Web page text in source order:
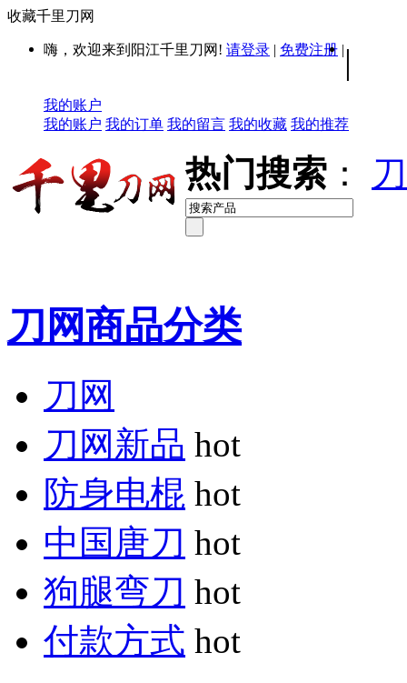
收藏千里刀网
嗨，欢迎来到阳江千里刀网! 请登录 | 免费注册 | |
我的账户
我的账户 我的订单 我的留言 我的收藏 我的推荐
热门搜索 ：
刀网商品分类
刀网
刀网新品 hot
防身电棍 hot
中国唐刀 hot
狗腿弯刀 hot
付款方式 hot